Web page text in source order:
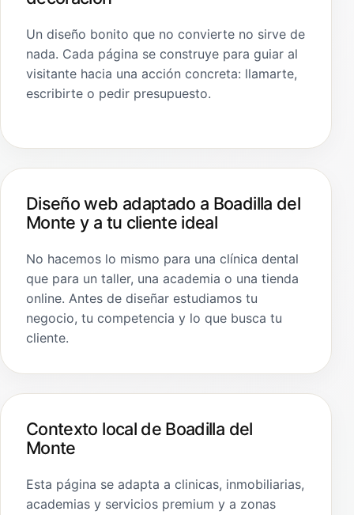
Un diseño bonito que no convierte no sirve de
nada. Cada página se construye para guiar al
visitante hacia una acción concreta: llamarte,
escribirte o pedir presupuesto.
Diseño web adaptado a Boadilla del
Monte y a tu cliente ideal
No hacemos lo mismo para una clínica dental
que para un taller, una academia o una tienda
online. Antes de diseñar estudiamos tu
negocio, tu competencia y lo que busca tu
cliente.
Contexto local de Boadilla del
Monte
Esta página se adapta a clinicas, inmobiliarias,
academias y servicios premium y a zonas